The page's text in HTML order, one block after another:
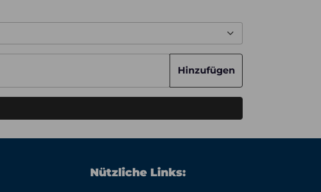
Hinzufügen
Nützliche Links: